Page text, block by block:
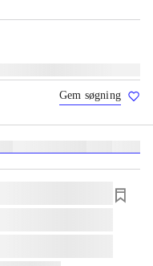
Gem søgning
dolor sit amet ...